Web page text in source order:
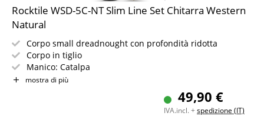
Rocktile WSD-5C-NT Slim Line Set Chitarra Western
Natural
Corpo small dreadnought con profondità ridotta
Corpo in tiglio
Manico: Catalpa
Colore & Finitura: Natural, Gloss
Set con borsa, corde di ricambio, tracolla e plettro
mostra di più
49,90 €
IVA.incl. +spedizione (IT)